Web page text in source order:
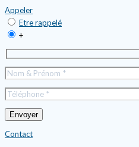
Appeler
Etre rappelé
+
Contact